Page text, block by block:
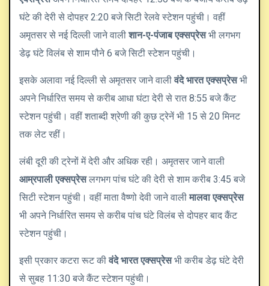
घंटे की देरी से दोपहर 2:20 बजे सिटी रेलवे स्टेशन पहुंची। वहीं
अमृतसर से नई दिल्ली जाने वालीशान-ए-पंजाब एक्सप्रेसभी लगभग
डेढ़ घंटे विलंब से शाम पौने 6 बजे सिटी स्टेशन पहुंची।
इसके अलावा नई दिल्ली से अमृतसर जाने वालीवंदे भारत एक्सप्रेसभी
अपने निर्धारित समय से करीब आधा घंटा देरी से रात 8:55 बजे कैंट
स्टेशन पहुंची। वहीं शताब्दी श्रेणी की कुछ ट्रेनें भी 15 से 20 मिनट
तक लेट रहीं।
लंबी दूरी की ट्रेनों में देरी और अधिक रही। अमृतसर जाने वाली
आम्रपाली एक्सप्रेसलगभग पांच घंटे की देरी से शाम करीब 3:45 बजे
सिटी स्टेशन पहुंची। वहीं माता वैष्णो देवी जाने वालीमालवा एक्सप्रेस
भी अपने निर्धारित समय से करीब पांच घंटे विलंब से दोपहर बाद कैंट
स्टेशन पहुंची।
इसी प्रकार कटरा रूट कीवंदे भारत एक्सप्रेसभी करीब डेढ़ घंटे देरी
से सुबह 11:30 बजे कैंट स्टेशन पहुंची।